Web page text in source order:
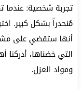
تجربة شخصية: عندما
مُنحدراً بشكل كبير.
أنها ستقضي على
التي خضناها، أدركنا
ومواد العزل.